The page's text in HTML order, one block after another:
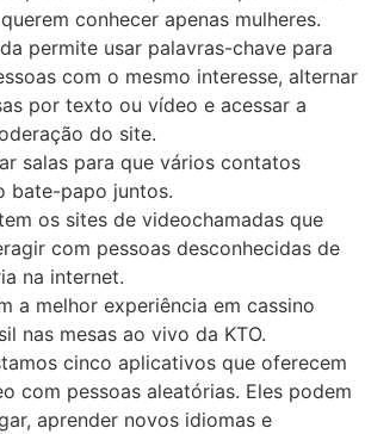
conhecer apenas mulheres.
permite usar palavras-chave para
com o mesmo interesse, alternar
por texto ou vídeo e acessar a
do site.
salas para que vários contatos
bate-papo juntos.
os sites de videochamadas que
com pessoas desconhecidas de
na internet.
a melhor experiência em cassino
nas mesas ao vivo da KTO.
cinco aplicativos que oferecem
com pessoas aleatórias. Eles podem
aprender novos idiomas e